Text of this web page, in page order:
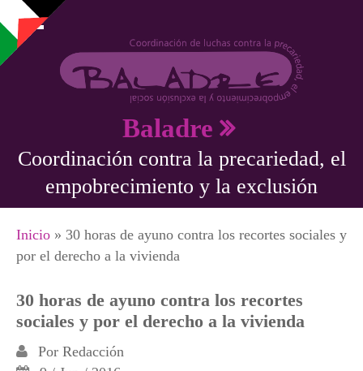
Pasar al contenido principal
Baladre
Coordinación contra la precariedad, el
empobrecimiento y la exclusión
Se encuentra usted aquí
Inicio » 30 horas de ayuno contra los recortes sociales y
por el derecho a la vivienda
30 horas de ayuno contra los recortes
sociales y por el derecho a la vivienda
Por Redacción